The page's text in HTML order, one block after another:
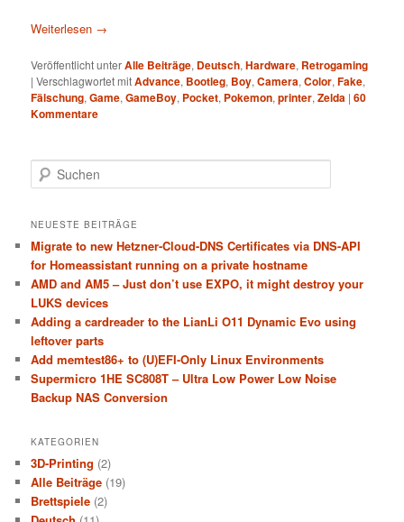
Weiterlesen →
Veröffentlicht unterAlle Beiträge, Deutsch,Hardware, Retrogaming
|Verschlagwortet mitAdvance, Bootleg, Boy,Camera,Color,Fake,
Fälschung,Game,GameBoy, Pocket, Pokemon,printer,Zelda |60
Kommentare
u
h
n
NEUESTE BEITRÄGE
Migrate to new Hetzner-Cloud-DNS Certificates via DNS-API
for Homeassistant running on a private hostname
AMD and AM5 – Just don’t use EXPO, it might destroy your
LUKS devices
Adding a cardreader to the LianLi O11 Dynamic Evo using
leftover parts
Add memtest86+ to (U)EFI-Only Linux Environments
Supermicro 1HE SC808T – Ultra Low Power Low Noise
Backup NAS Conversion
KATEGORIEN
3D-Printing (2)
Alle Beiträge (19)
Brettspiele (2)